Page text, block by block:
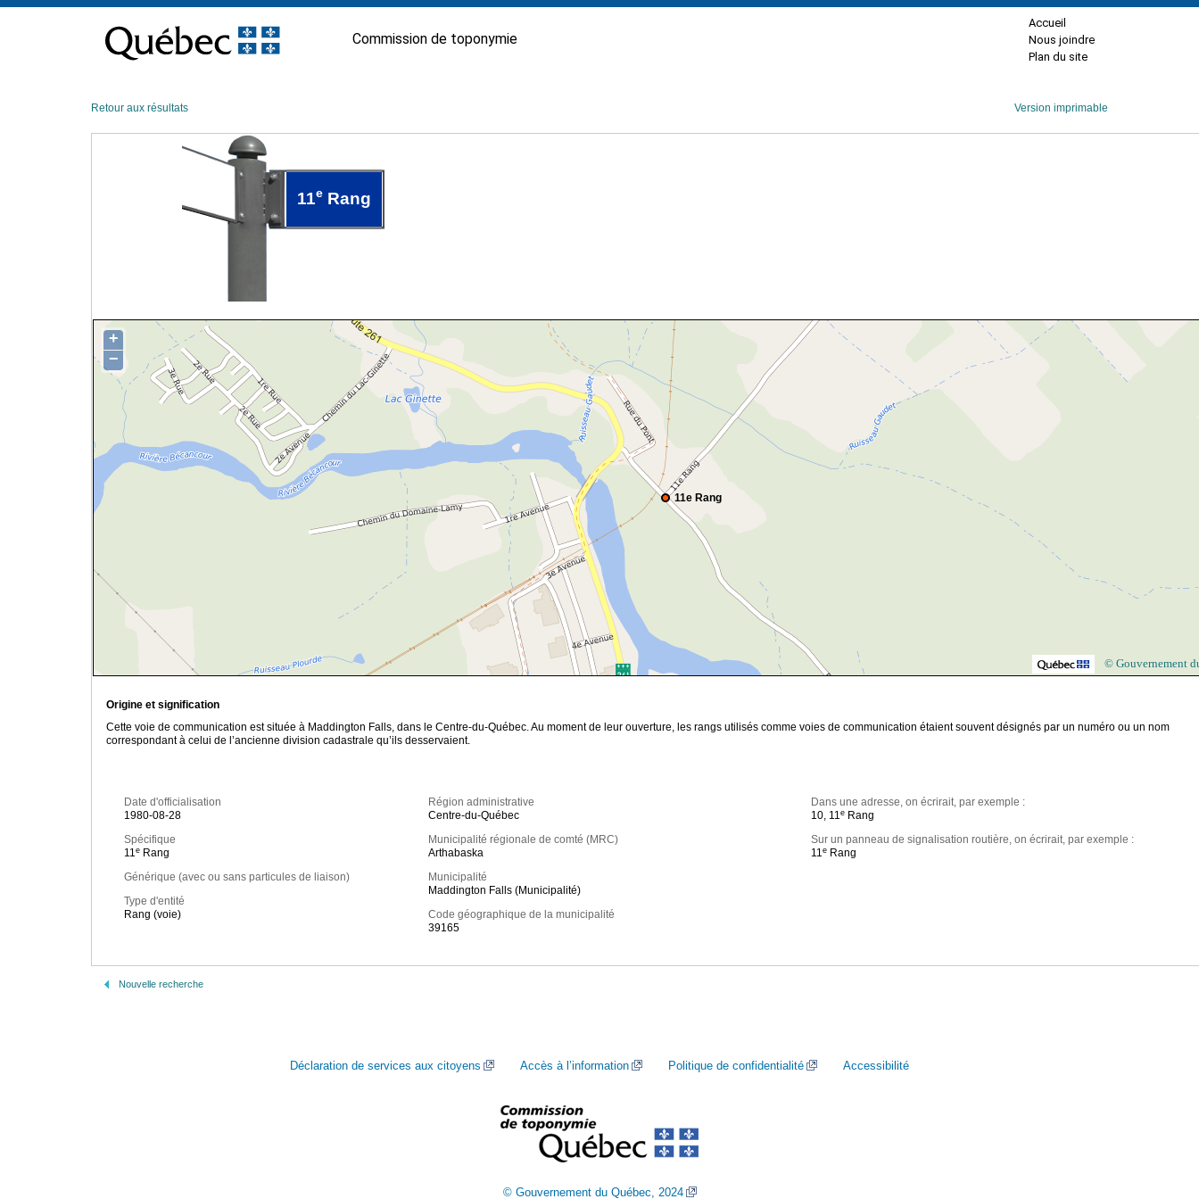
contenu
Commission de toponymie
Accueil
Nous joindre
Plan du site
Retour aux résultats Version imprimable
11e Rang
11e Rang
+
−
© Gouvernement
Origine et signification
Cette voie de communication est située à Maddington Falls, dans le Centre-du-Québec. Au moment de leur ouverture, les rangs utilisés comme voies de communication étaient souvent désignés par un numéro ou un nom
correspondant à celui de l’ancienne division cadastrale qu’ils desservaient.
Date d'officialisation
1980-08-28
Spécifique
11e Rang
Générique (avec ou sans particules de liaison)
Type d'entité
Rang (voie)
Région administrative
Centre-du-Québec
Municipalité régionale de comté (MRC)
Arthabaska
Municipalité
Maddington Falls (Municipalité)
Code géographique de la municipalité
39165
Dans une adresse, on écrirait, par exemple :
10, 11e Rang
Sur un panneau de signalisation routière, on écrirait, par exemple :
11e Rang
Nouvelle recherche
Déclaration de services aux citoyens Accès à l’information Politique de confidentialité Accessibilité
© Gouvernement du Québec, 2024